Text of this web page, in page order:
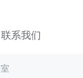
联系我们